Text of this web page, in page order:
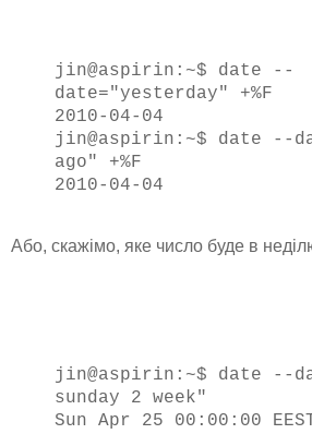
jin@aspirin:~$ date --
date="yesterday" +%F
2010-04-04
jin@aspirin:~$ date --
ago" +%F
2010-04-04
Або, скажімо, яке число буде в
jin@aspirin:~$ date --
sunday 2 week"
Sun Apr 25 00:00:00